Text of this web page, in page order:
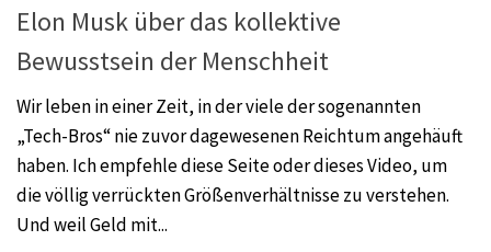
Elon Musk über das kollektive
Bewusstsein der Menschheit
Wir leben in einer Zeit, in der viele der sogenannten
„Tech-Bros“ nie zuvor dagewesenen Reichtum angehäuft
haben. Ich empfehle diese Seite oder dieses Video, um
die völlig verrückten Größenverhältnisse zu verstehen.
Und weil Geld mit...